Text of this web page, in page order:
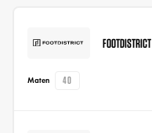
FOOTDISTRICT
Maten 40